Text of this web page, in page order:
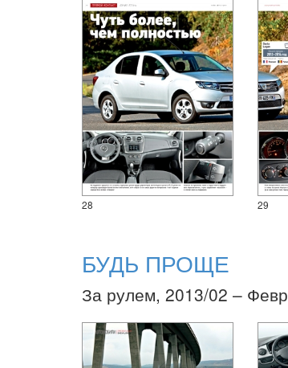
28 29
БУДЬ ПРОЩЕ
За рулем, 2013/02 –